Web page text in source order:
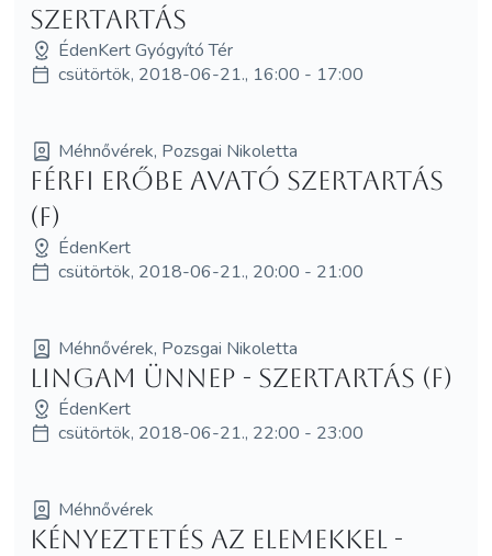
szertartás
ÉdenKert Gyógyító Tér
csütörtök, 2018-06-21., 16:00 - 17:00
Méhnővérek, Pozsgai Nikoletta
Férfi Erőbe Avató szertartás
(F)
ÉdenKert
csütörtök, 2018-06-21., 20:00 - 21:00
Méhnővérek, Pozsgai Nikoletta
Lingam Ünnep - szertartás (F)
ÉdenKert
csütörtök, 2018-06-21., 22:00 - 23:00
Méhnővérek
Kényeztetés az elemekkel -